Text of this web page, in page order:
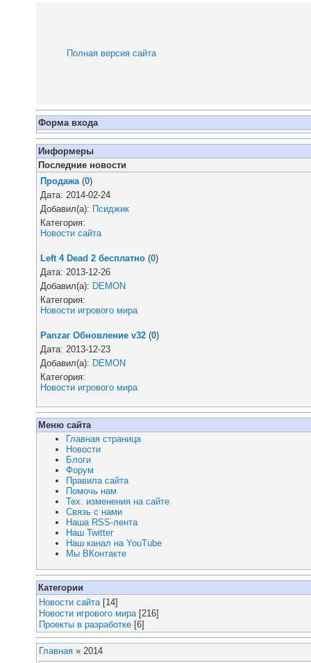
Полная версия сайта
Форма входа
Информеры
Последние новости
Продажа (0)
Дата: 2014-02-24
Добавил(а): Псиджик
Категория:
Новости сайта
Left 4 Dead 2 бесплатно (0)
Дата: 2013-12-26
Добавил(а): DEMON
Категория:
Новости игрового мира
Panzar Обновление v32 (0)
Дата: 2013-12-23
Добавил(а): DEMON
Категория:
Новости игрового мира
Меню сайта
Главная страница
Новости
Блоги
Форум
Правила сайта
Помочь нам
Тех. изменения на сайте
Связь с нами
Наша RSS-лента
Наш Twitter
Наш канал на YouTube
Мы ВКонтакте
Категории
Новости сайта [14]
Новости игрового мира [216]
Проекты в разработке [6]
Главная » 2014